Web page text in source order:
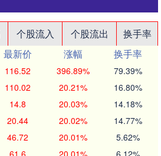
个股流入 个股流出
换手率
最新价 涨幅
换手率
116.52 396.89% 79.39%
110.02 20.21% 16.80%
14.8 20.03% 14.18%
20.44 20.02% 14.77%
46.72 20.01% 5.62%
61.6 20.01% 6.12%